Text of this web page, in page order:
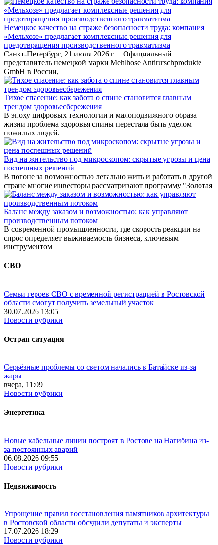
Немецкое качество на страже безопасности труда: компания
«Мельхозе» предлагает комплексные решения для
предотвращения производственного травматизма
Санкт-Петербург, 21 июля 2026 г. – Официальный
представитель немецкой марки Mehlhose Antirutschprodukte
GmbH в России,
Тихое спасение: как забота о спине становится главным
трендом здоровьесбережения
В эпоху цифровых технологий и малоподвижного образа
жизни проблема здоровья спины перестала быть уделом
пожилых людей.
Вид на жительство под микроскопом: скрытые угрозы и цена
поспешных решений
В погоне за возможностью легально жить и работать в другой
стране многие инвесторы рассматривают программу "Золотая
Баланс между заказом и возможностью: как управляют
производственным потоком
В современной промышленности, где скорость реакции на
спрос определяет выживаемость бизнеса, ключевым
инструментом
СВО
Семьи героев СВО с временной регистрацией в Ростовской
области смогут получить земельный участок
30.07.2026 13:05
Новости рубрики
Острая ситуация
Серьёзные проблемы со светом начались в Батайске из-за
жары
вчера, 11:09
Новости рубрики
Энергетика
Новые кабельные линии построят в Ростове на Нагибина из-
за постоянных аварий
06.08.2026 09:55
Новости рубрики
Недвижимость
Упрощение правил восстановления памятников архитектуры
в Ростовской области обсудили депутаты и эксперты
17.07.2026 18:29
Новости рубрики